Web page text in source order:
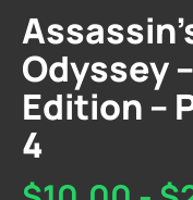
Odyssey
Edition –
4